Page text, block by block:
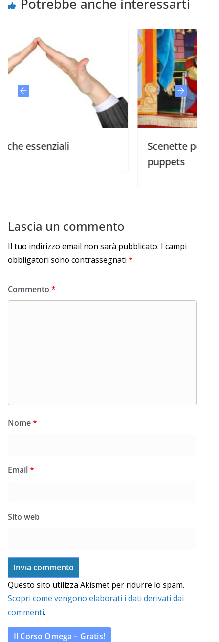
Potrebbe anche interessarti
Scenette per gli
Lascia un commento
Il tuo indirizzo email non sarà pubblicato. I campi
obbligatori sono contrassegnati *
Commento *
Nome*
Email*
Sito web
Questo sito utilizza Akismet per ridurre lo spam.
Scopri come vengono elaborati i dati derivati dai
commenti.
Il Corso Omega – Gratis!